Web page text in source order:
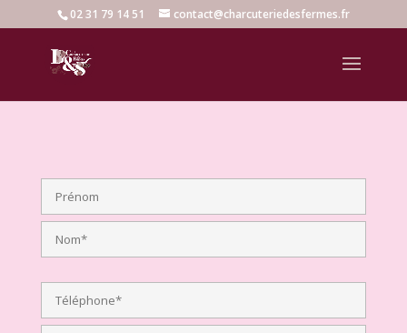
02 31 79 14 51 contact@charcuteriedesfermes.fr